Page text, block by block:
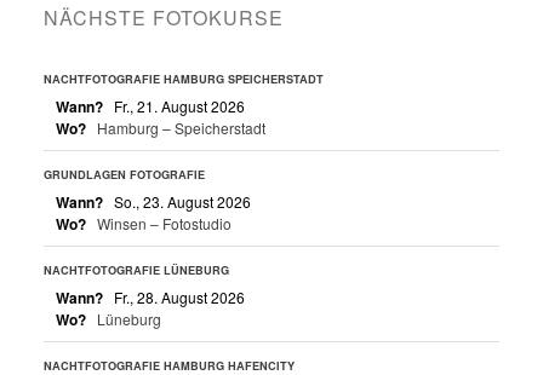
NÄCHSTE FOTOKURSE
NACHTFOTOGRAFIE HAMBURG SPEICHERSTADT
Wann? Fr., 21. August 2026
Wo? Hamburg – Speicherstadt
GRUNDLAGEN FOTOGRAFIE
Wann? So., 23. August 2026
Wo? Winsen – Fotostudio
NACHTFOTOGRAFIE LÜNEBURG
Wann? Fr., 28. August 2026
Wo? Lüneburg
NACHTFOTOGRAFIE HAMBURG HAFENCITY